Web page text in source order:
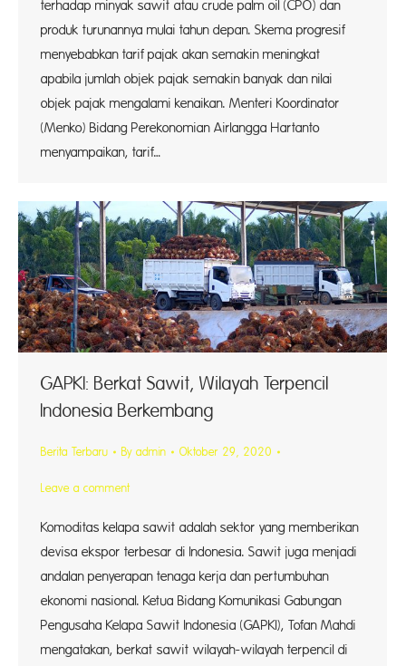
terhadap minyak sawit atau crude palm oil (CPO) dan
produk turunannya mulai tahun depan. Skema progresif
menyebabkan tarif pajak akan semakin meningkat
apabila jumlah objek pajak semakin banyak dan nilai
objek pajak mengalami kenaikan. Menteri Koordinator
(Menko) Bidang Perekonomian Airlangga Hartanto
menyampaikan, tarif…
GAPKI: Berkat Sawit, Wilayah Terpencil
Indonesia Berkembang
Berita Terbaru By admin Oktober 29, 2020
Leave a comment
Komoditas kelapa sawit adalah sektor yang memberikan
devisa ekspor terbesar di Indonesia. Sawit juga menjadi
andalan penyerapan tenaga kerja dan pertumbuhan
ekonomi nasional. Ketua Bidang Komunikasi Gabungan
Pengusaha Kelapa Sawit Indonesia (GAPKI), Tofan Mahdi
mengatakan, berkat sawit wilayah-wilayah terpencil di